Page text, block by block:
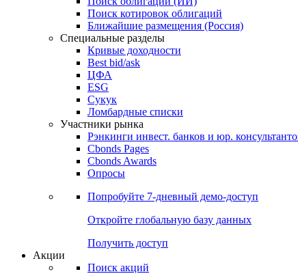
Облигации
Поиски
Поиск облигаций & Карты рынка
Поиск облигаций (ИИ)
Поиск котировок облигаций
Ближайшие размещения (Россия)
Специальные разделы
Кривые доходности
Best bid/ask
ЦФА
ESG
Сукук
Ломбардные списки
Участники рынка
Рэнкинги инвест. банков и юр. консультантов
Cbonds Pages
Cbonds Awards
Опросы
Попробуйте7-дневный
Откройте глобальную базу данных